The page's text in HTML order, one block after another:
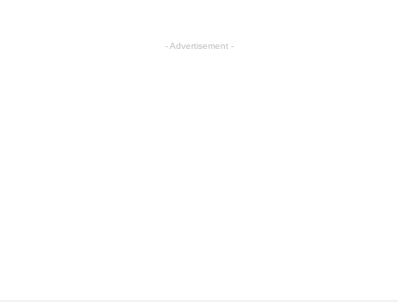
- Advertisement -